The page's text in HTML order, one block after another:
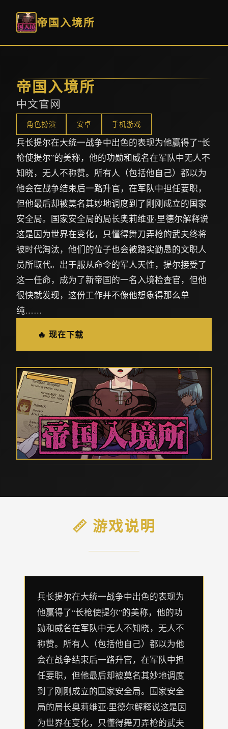
帝国入境所
帝国入境所
中文官网
角色扮演 安卓 手机游戏
兵长提尔在大统一战争中出色的表现为他赢得了“长
枪使提尔”的美称，他的功勋和威名在军队中无人不
知晓，无人不称赞。所有人（包括他自己）都以为
他会在战争结束后一路升官，在军队中担任要职，
但他最后却被莫名其妙地调度到了刚刚成立的国家
安全局。国家安全局的局长奥莉维亚·里德尔解释说
这是因为世界在变化，只懂得舞刀弄枪的武夫终将
被时代淘汰，他们的位子也会被踏实勤恳的文职人
员所取代。出于服从命令的军人天性，提尔接受了
这一任命，成为了新帝国的一名入境检查官，但他
很快就发现，这份工作并不像他想象得那么单
纯……
🔥 现在下载
📏 游戏说明
兵长提尔在大统一战争中出色的表现为
他赢得了“长枪使提尔”的美称，他的功
勋和威名在军队中无人不知晓，无人不
称赞。所有人（包括他自己）都以为他
会在战争结束后一路升官，在军队中担
任要职，但他最后却被莫名其妙地调度
到了刚刚成立的国家安全局。国家安全
局的局长奥莉维亚·里德尔解释说这是因
为世界在变化，只懂得舞刀弄枪的武夫